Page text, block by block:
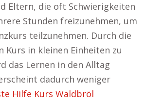
Eltern, die oft Schwierigkeiten
Stunden freizunehmen, um
teilzunehmen. Durch die
Kurs in kleinen Einheiten zu
das Lernen in den Alltag
dadurch weniger
Hilfe Kurs Waldbröl